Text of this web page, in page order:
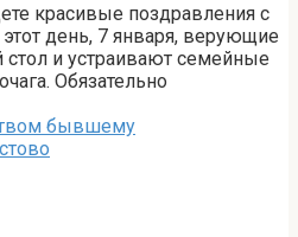
красивые поздравления с
день, 7 января, верующие
и устраивают семейные
Обязательно
бывшему